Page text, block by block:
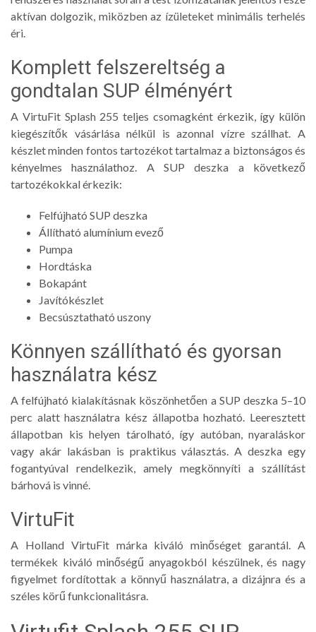
aktívan dolgozik, miközben az ízületeket minimális terhelés
éri.
Komplett felszereltség a
gondtalan SUP élményért
A VirtuFit Splash 255 teljes csomagként érkezik, így külön
kiegészítők vásárlása nélkül is azonnal vízre szállhat. A
készlet minden fontos tartozékot tartalmaz a biztonságos és
kényelmes használathoz. A SUP deszka a következő
tartozékokkal érkezik:
Felfújható SUP deszka
Állítható alumínium evező
Pumpa
Hordtáska
Bokapánt
Javítókészlet
Becsúsztatható uszony
Könnyen szállítható és gyorsan
használatra kész
A felfújható kialakításnak köszönhetően a SUP deszka 5–10
perc alatt használatra kész állapotba hozható. Leeresztett
állapotban kis helyen tárolható, így autóban, nyaraláskor
vagy akár lakásban is praktikus választás. A deszka egy
fogantyúval rendelkezik, amely megkönnyíti a szállítást
bárhová is vinné.
VirtuFit
A Holland VirtuFit márka kiváló minőséget garantál. A
termékek kiváló minőségű anyagokból készülnek, és nagy
figyelmet fordítottak a könnyű használatra, a dizájnra és a
széles körű funkcionalitásra.